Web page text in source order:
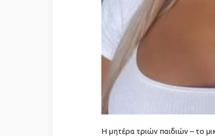
Η μητέρα τριών παιδιών – το